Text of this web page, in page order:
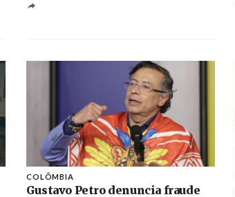
COLÔMBIA
Gustavo Petro denuncia fraude